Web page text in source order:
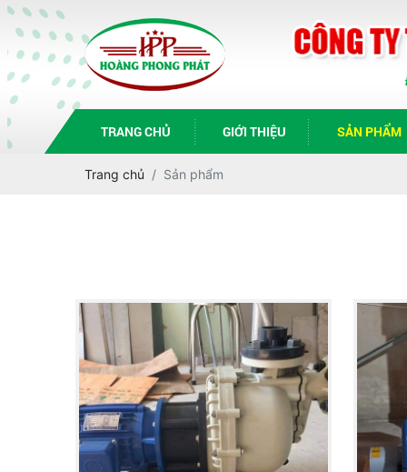
TRANG CHỦ GIỚI THIỆU SẢN PHẨM
Trang chủ Sản phẩm